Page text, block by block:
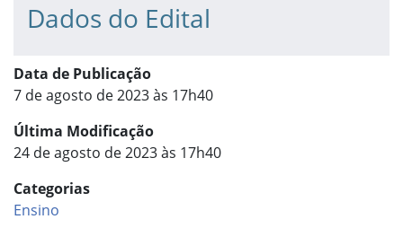
Dados do Edital
Data de Publicação
7 de agosto de 2023 às 17h40
Última Modificação
24 de agosto de 2023 às 17h40
Categorias
Ensino